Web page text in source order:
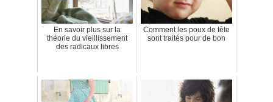
En savoir plus sur la
théorie du vieillissement
des radicaux libres
Comment les poux de tête
sont traités pour de bon